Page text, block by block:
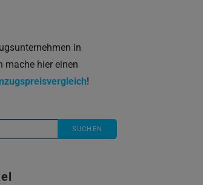
in
mache hier einen
!